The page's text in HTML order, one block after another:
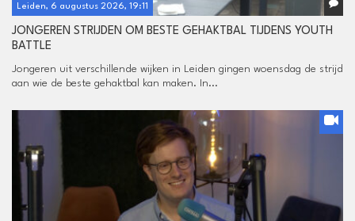
Leiden, 6 augustus 2026, 19:11
JONGEREN STRIJDEN OM BESTE GEHAKTBAL TIJDENS YOUTH
BATTLE
Jongeren uit verschillende wijken in Leiden gingen woensdag de strijd
aan wie de beste gehaktbal kan maken. In...